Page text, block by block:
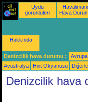
Uydu
görüntüleri
Havalimanı
Hava
Hakkında
Denizcilik hava durumu : Avrupa
Avustralya
Hint Okyanusu
Denizcilik hava